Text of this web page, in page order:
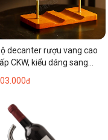
decanter rượu vang cao
CKW, kiểu dáng sang
giá đỡ, ly rượu vang
đ